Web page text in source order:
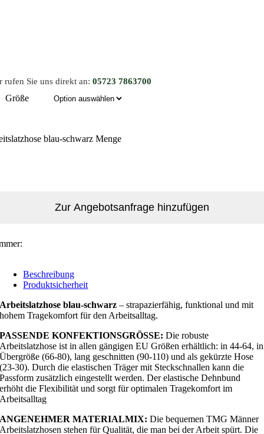
rufen Sie uns direkt an: 05723 7863700
Größe
blau-schwarz Menge
Zur Angebotsanfrage hinzufügen
Beschreibung
Produktsicherheit
Arbeitslatzhose blau-schwarz – strapazierfähig, funktional und mit
hohem Tragekomfort für den Arbeitsalltag.
PASSENDE KONFEKTIONSGRÖSSE: Die robuste
Arbeitslatzhose ist in allen gängigen EU Größen erhältlich: in 44-64, in
Übergröße (66-80), lang geschnitten (90-110) und als gekürzte Hose
(23-30). Durch die elastischen Träger mit Steckschnallen kann die
Passform zusätzlich eingestellt werden. Der elastische Dehnbund
erhöht die Flexibilität und sorgt für optimalen Tragekomfort im
Arbeitsalltag
ANGENEHMER MATERIALMIX: Die bequemen TMG Männer
Arbeitslatzhosen stehen für Qualität, die man bei der Arbeit spürt. Die